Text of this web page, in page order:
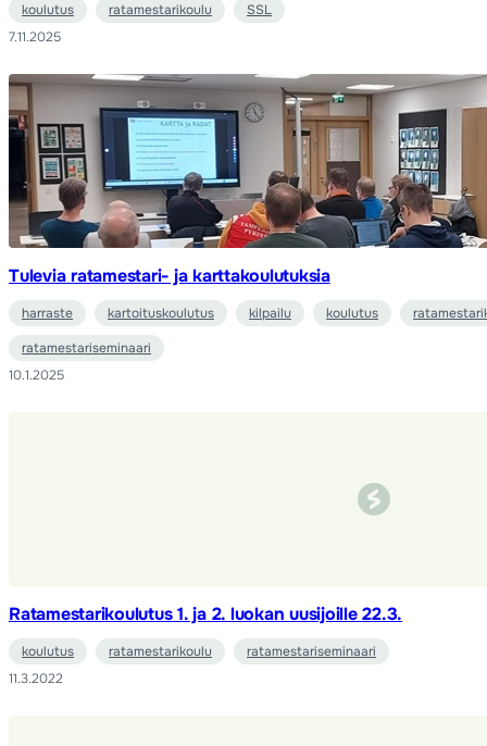
koulutus ratamestarikoulu
SSL
7.11.2025
Tulevia ratamestari- ja karttakoulutuksia
harraste kartoituskoulutus kilpailu koulutus
ratamestariseminaari
10.1.2025
Ratamestarikoulutus 1. ja 2. luokan uusijoille 22.3.
koulutus ratamestarikoulu
ratamestariseminaari
11.3.2022